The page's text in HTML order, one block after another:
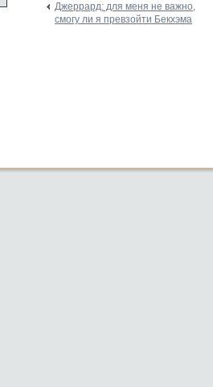
Джеррард: для меня не важно,
смогу ли я превзойти Бекхэма